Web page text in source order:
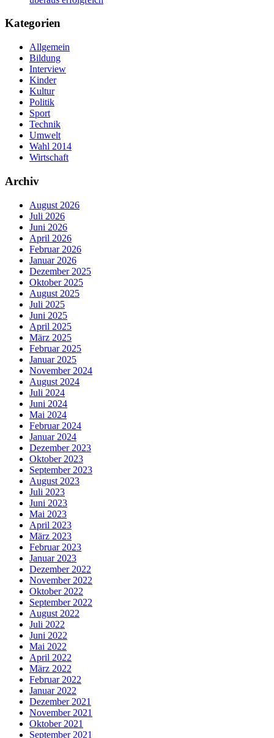
Kategorien
Allgemein
Bildung
Interview
Kinder
Kultur
Politik
Sport
Technik
Umwelt
Wahl 2014
Wirtschaft
Archiv
August 2026
Juli 2026
Juni 2026
April 2026
Februar 2026
Januar 2026
Dezember 2025
Oktober 2025
August 2025
Juli 2025
Juni 2025
April 2025
März 2025
Februar 2025
Januar 2025
November 2024
August 2024
Juli 2024
Juni 2024
Mai 2024
Februar 2024
Januar 2024
Dezember 2023
Oktober 2023
September 2023
August 2023
Juli 2023
Juni 2023
Mai 2023
April 2023
März 2023
Februar 2023
Januar 2023
Dezember 2022
November 2022
Oktober 2022
September 2022
August 2022
Juli 2022
Juni 2022
Mai 2022
April 2022
März 2022
Februar 2022
Januar 2022
Dezember 2021
November 2021
Oktober 2021
September 2021